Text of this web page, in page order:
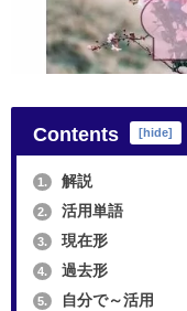
Contents [hide]
1. 解説
2. 活用単語
3. 現在形
4. 過去形
5. 自分で～活用